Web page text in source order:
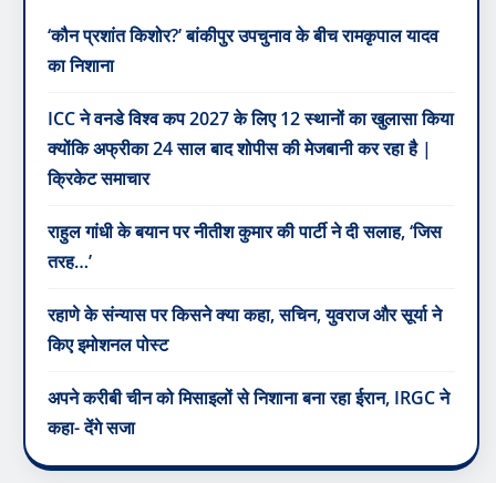
‘कौन प्रशांत किशोर?’ बांकीपुर उपचुनाव के बीच रामकृपाल यादव
का निशाना
ICC ने वनडे विश्व कप 2027 के लिए 12 स्थानों का खुलासा किया
क्योंकि अफ्रीका 24 साल बाद शोपीस की मेजबानी कर रहा है |
क्रिकेट समाचार
राहुल गांधी के बयान पर नीतीश कुमार की पार्टी ने दी सलाह, ‘जिस
तरह…’
रहाणे के संन्यास पर किसने क्या कहा, सचिन, युवराज और सूर्या ने
किए इमोशनल पोस्ट
अपने करीबी चीन को मिसाइलों से निशाना बना रहा ईरान, IRGC ने
कहा- देंगे सजा